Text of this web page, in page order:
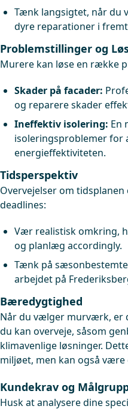
Tænk langsigtet, når du
dyre reparationer i
Problemstillinger og
Murere kan løse en række
Skader på facader:
og reparere skader
Ineffektiv isolering: En
isoleringsproblemer for
energieffektiviteten.
Tidsperspektiv
Overvejelser om
deadlines:
Vær realistisk omkring,
og planlæg accordingly.
Tænk på
arbejdet på
Bæredygtighed
Når du vælger murværk, er
du kan overveje, såsom
klimavenlige løsninger.
miljøet, men kan også
Kundekrav og
Husk at analysere dine